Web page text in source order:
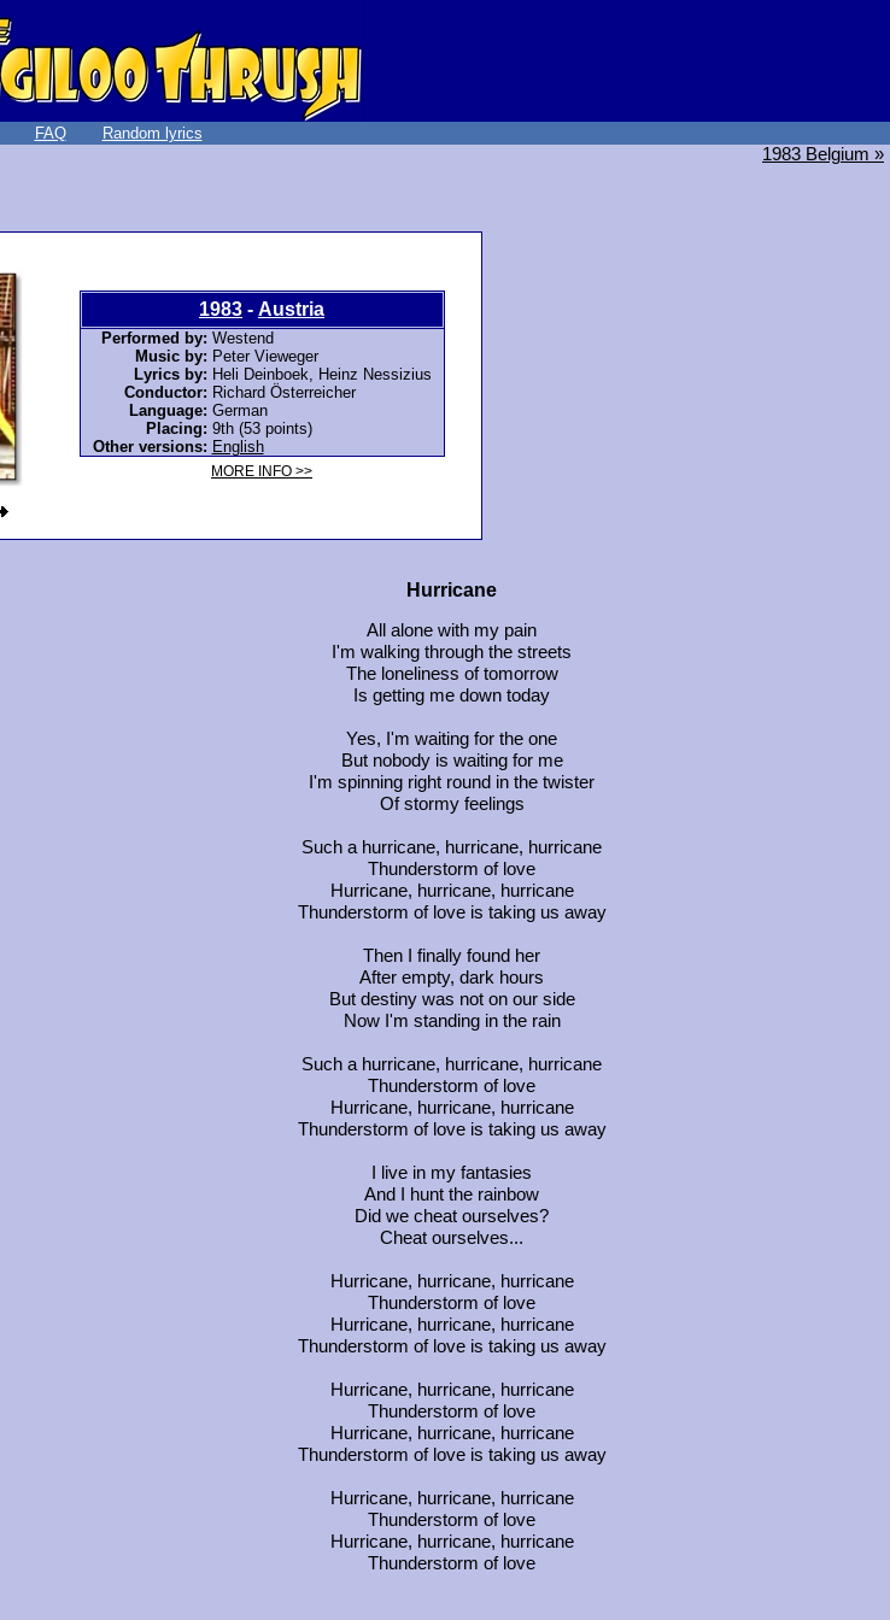
FAQ Random lyrics
1983 Belgium »
1983 - Austria
Performed by: Westend
Music by: Peter Vieweger
Lyrics by: Heli Deinboek, Heinz Nessizius
Conductor: Richard Österreicher
Language: German
Placing: 9th (53 points)
Other versions: English
MORE INFO >>
Hurricane
All alone with my pain
I'm walking through the streets
The loneliness of tomorrow
Is getting me down today
Yes, I'm waiting for the one
But nobody is waiting for me
I'm spinning right round in the twister
Of stormy feelings
Such a hurricane, hurricane, hurricane
Thunderstorm of love
Hurricane, hurricane, hurricane
Thunderstorm of love is taking us away
Then I finally found her
After empty, dark hours
But destiny was not on our side
Now I'm standing in the rain
Such a hurricane, hurricane, hurricane
Thunderstorm of love
Hurricane, hurricane, hurricane
Thunderstorm of love is taking us away
I live in my fantasies
And I hunt the rainbow
Did we cheat ourselves?
Cheat ourselves...
Hurricane, hurricane, hurricane
Thunderstorm of love
Hurricane, hurricane, hurricane
Thunderstorm of love is taking us away
Hurricane, hurricane, hurricane
Thunderstorm of love
Hurricane, hurricane, hurricane
Thunderstorm of love is taking us away
Hurricane, hurricane, hurricane
Thunderstorm of love
Hurricane, hurricane, hurricane
Thunderstorm of love